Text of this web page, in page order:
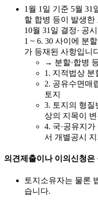
1월 1일 기준 5월 31
할 합병 등이 발생한
10월 31일 결정· 공
1 ~ 6. 30 사이에 분
가 등재된 사항입니
→ 분할·합병
1. 지적법상 분
2. 공유수면매
토지
3. 토지의 형질
상의 지목이 변
4. 국·공유지
서 개별공시 지
의견제출이나 이의신청
토지소유자는 물론
습니다.